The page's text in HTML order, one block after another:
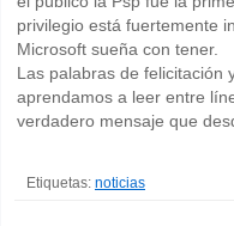
privilegio está fuertemente
Microsoft sueña con tener.
Las palabras de felicitación
aprendamos a leer entre
verdadero mensaje que
Etiquetas: noticias